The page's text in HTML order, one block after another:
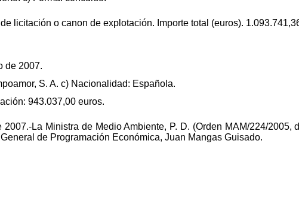
licitación o canon de explotación. Importe total (euros).
de 2007.
S. A. c) Nacionalidad: Española.
943.037,00 euros.
2007.-La Ministra de Medio Ambiente, P. D. (Orden MAM/224/
de Programación Económica, Juan Mangas Guisado.